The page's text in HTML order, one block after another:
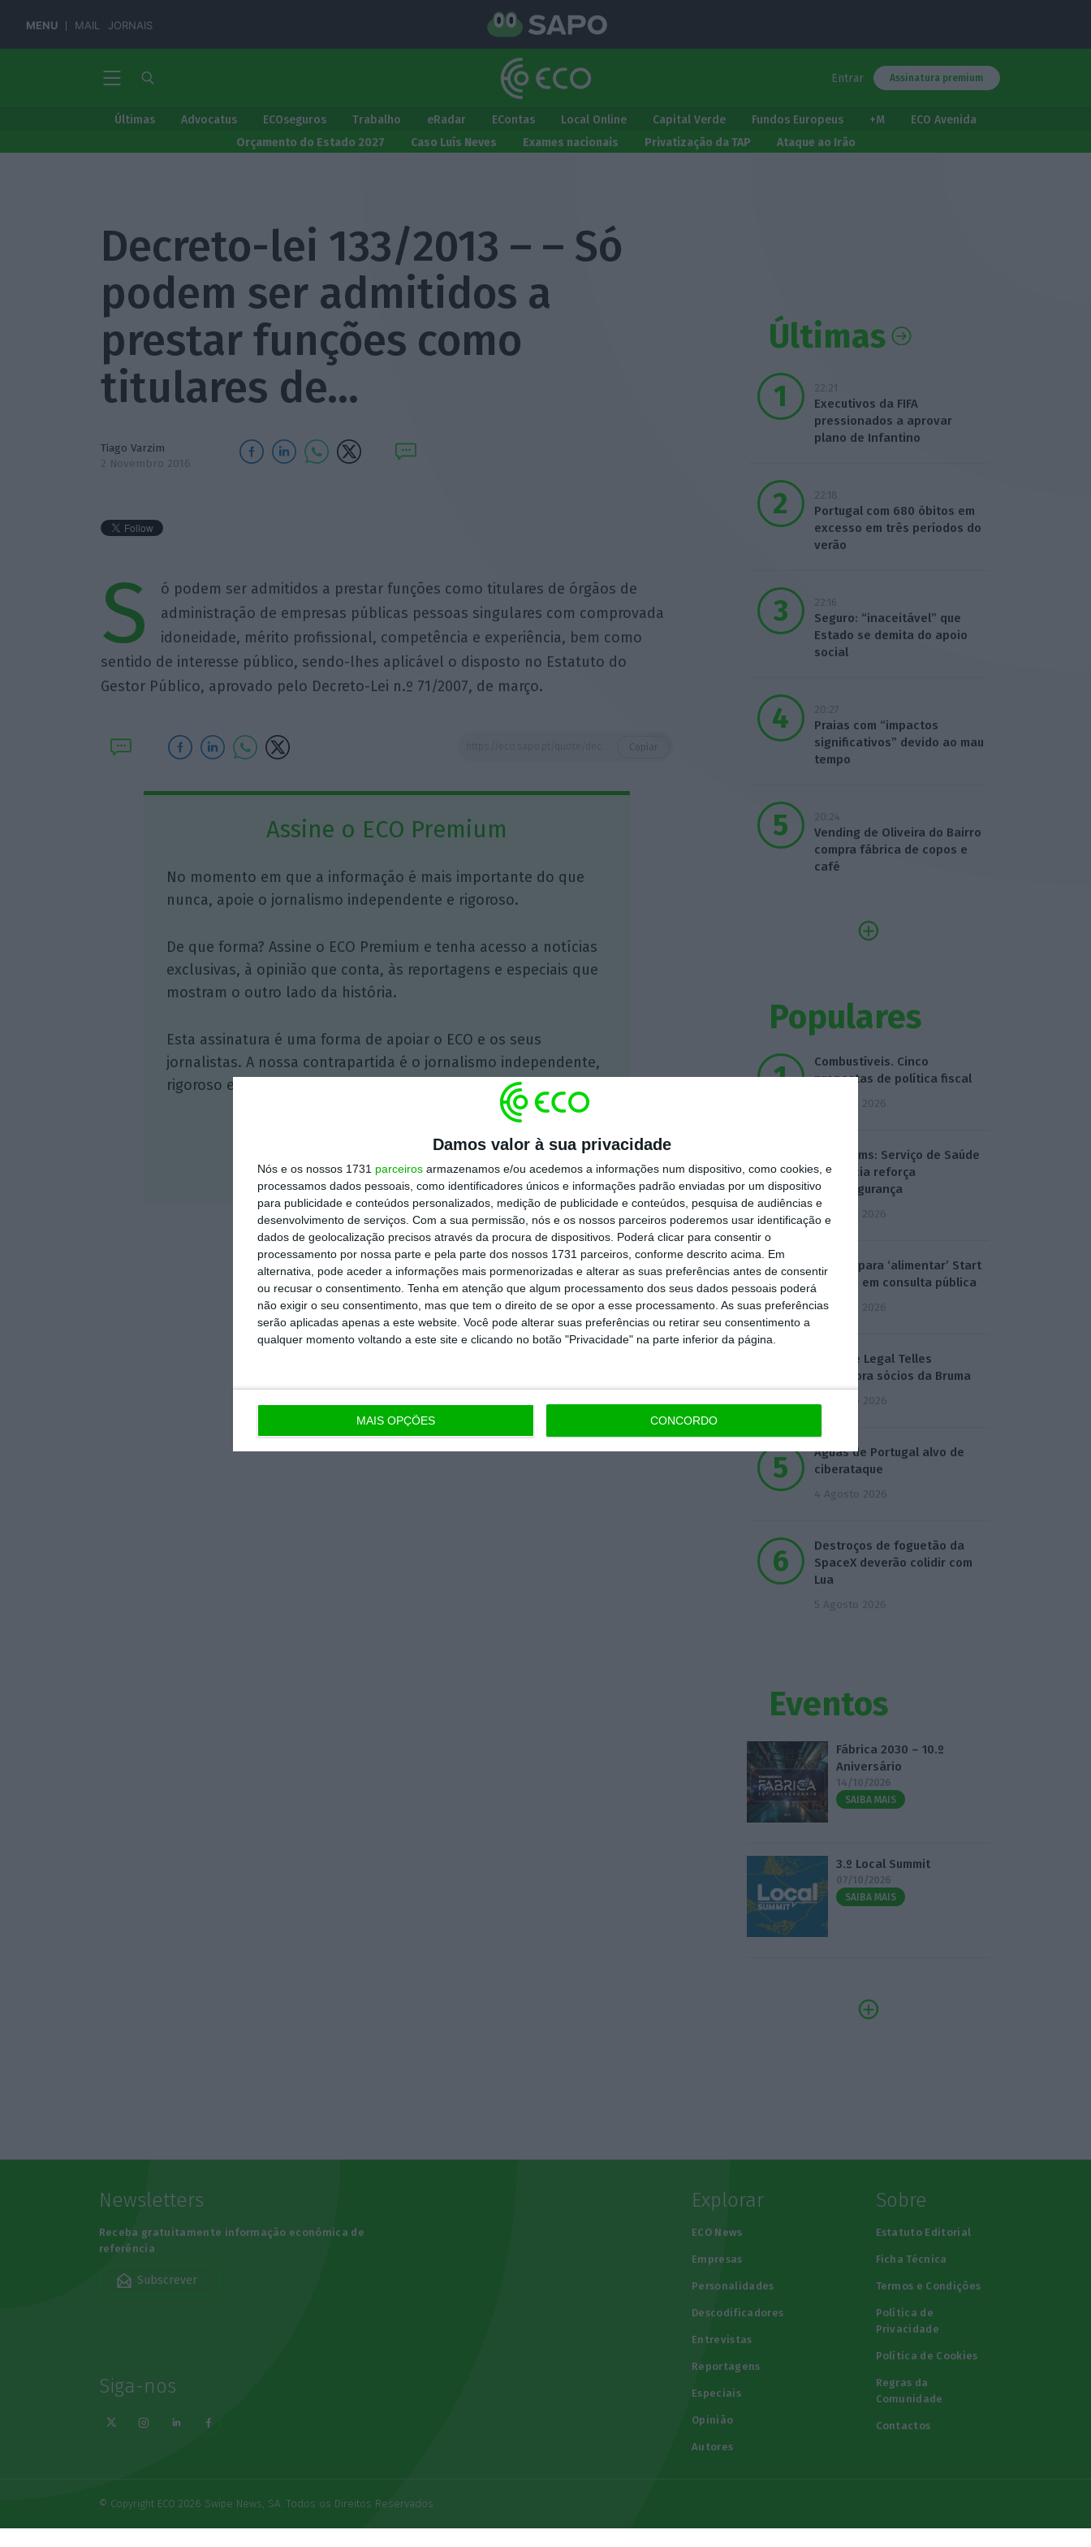
Damos valor à sua privacidade
Nós e os nossos 1731 parceiros armazenamos e/ou acedemos a informações num dispositivo, como cookies, e
processamos dados pessoais, como identificadores únicos e informações padrão enviadas por um dispositivo
para publicidade e conteúdos personalizados, medição de publicidade e conteúdos, pesquisa de audiências e
desenvolvimento de serviços. Com a sua permissão, nós e os nossos parceiros poderemos usar identificação e
dados de geolocalização precisos através da procura de dispositivos. Poderá clicar para consentir o
processamento por nossa parte e pela parte dos nossos 1731 parceiros, conforme descrito acima. Em
alternativa, pode aceder a informações mais pormenorizadas e alterar as suas preferências antes de consentir
ou recusar o consentimento. Tenha em atenção que algum processamento dos seus dados pessoais poderá
não exigir o seu consentimento, mas que tem o direito de se opor a esse processamento. As suas preferências
serão aplicadas apenas a este website. Você pode alterar suas preferências ou retirar seu consentimento a
qualquer momento voltando a este site e clicando no botão "Privacidade" na parte inferior da página.
MAIS OPÇÕES CONCORDO
MENU MAIL JORNAIS
Entrar Assinatura premium
Últimas Advocatus ECOseguros Trabalho eRadar EContas Local Online Capital Verde Fundos Europeus +M
ECO Avenida
Orçamento do Estado 2027
Caso Luís Neves Exames nacionais Privatização da TAP Ataque ao Irão
Decreto-lei 133/2013 – – Só
podem ser admitidos a
prestar funções como
titulares de…
Tiago Varzim
2 Novembro 2016
S
ó podem ser admitidos a prestar funções como titulares de órgãos de
administração de empresas públicas pessoas singulares com comprovada
idoneidade, mérito profissional, competência e experiência, bem como
sentido de interesse público, sendo-lhes aplicável o disposto no Estatuto do
Gestor Público, aprovado pelo Decreto-Lei n.º 71/2007, de março.
Assine o ECO Premium
No momento em que a informação é mais importante do que
nunca, apoie o jornalismo independente e rigoroso.
De que forma? Assine o ECO Premium e tenha acesso a notícias
exclusivas, à opinião que conta, às reportagens e especiais que
mostram o outro lado da história.
Esta assinatura é uma forma de apoiar o ECO e os seus
jornalistas. A nossa contrapartida é o jornalismo independente,
rigoroso e credível.
Veja todos os planos
Últimas
22:21
Executivos da FIFA
pressionados a aprovar
plano de Infantino
22:18
Portugal com 680 óbitos em
excesso em três períodos do
verão
22:16
Seguro: “inaceitável” que
Estado se demita do apoio
social
20:27
Praias com “impactos
significativos” devido ao mau
tempo
20:24
Vending de Oliveira do Bairro
compra fábrica de copos e
café
Populares
Combustíveis. Cinco
propostas de política fiscal
3 Agosto 2026
T-Systems: Serviço de Saúde
de Múrcia reforça
cibersegurança
3 Agosto 2026
Eólicas para ‘alimentar’ Start
Campus em consulta pública
3 Agosto 2026
Deloitte Legal Telles
assessora sócios da Bruma
4 Agosto 2026
Águas de Portugal alvo de
ciberataque
4 Agosto 2026
Destroços de foguetão da
SpaceX deverão colidir com
Lua
5 Agosto 2026
Eventos
Fábrica 2030 – 10.º
Aniversário
14/10/2026
SAIBA MAIS
3.º Local Summit
07/10/2026
SAIBA MAIS
Newsletters
Receba gratuitamente informação económica de
referência
Subscrever
Siga-nos
Explorar
ECO News
Empresas
Personalidades
Descodificadores
Entrevistas
Reportagens
Especiais
Opinião
Autores
Sobre
Estatuto Editorial
Ficha Técnica
Termos e Condições
Política de
Privacidade
Política de Cookies
Regras da
Comunidade
Contactos
© Copyright ECO 2026 Swipe News, SA. Todos os Direitos Reservados